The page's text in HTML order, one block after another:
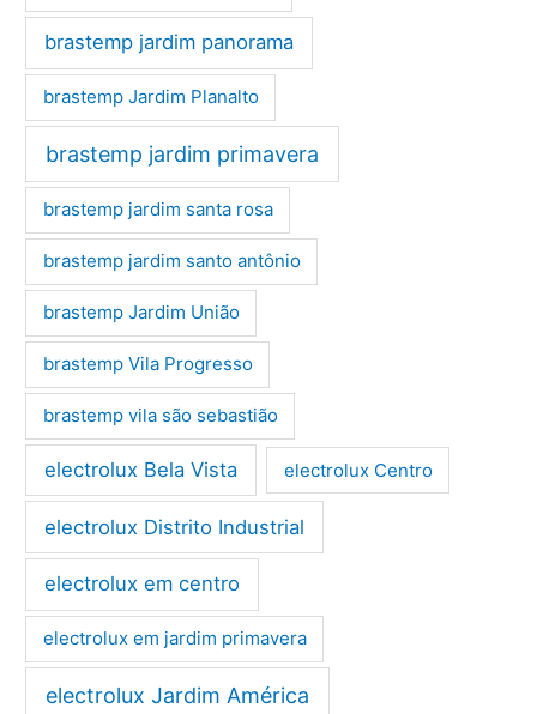
brastemp jardim panorama
brastemp Jardim Planalto
brastemp jardim primavera
brastemp jardim santa rosa
brastemp jardim santo antônio
brastemp Jardim União
brastemp Vila Progresso
brastemp vila são sebastião
electrolux Bela Vista electrolux Centro
electrolux Distrito Industrial
electrolux em centro
electrolux em jardim primavera
electrolux Jardim América